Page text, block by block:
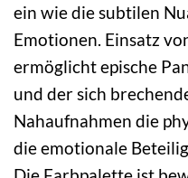
ein wie die subtilen
Emotionen. Einsatz
ermöglicht epische
und der sich
Nahaufnahmen die
die emotionale